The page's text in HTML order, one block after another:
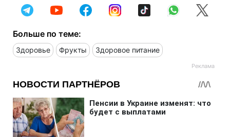
Больше по теме:
Здоровье Фрукты Здоровое питание